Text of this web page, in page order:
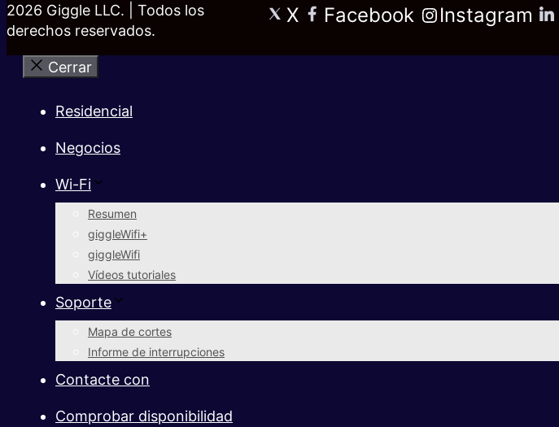
2026 Giggle LLC. | Todos los
derechos reservados.
X Facebook Instagram
Cerrar
Residencial
Negocios
Wi-Fi
Resumen
giggleWifi+
giggleWifi
Vídeos tutoriales
Soporte
Mapa de cortes
Informe de interrupciones
Contacte con
Comprobar disponibilidad